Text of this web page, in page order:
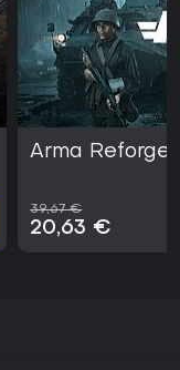
Arma Reforger
39,67 €
20,63 €